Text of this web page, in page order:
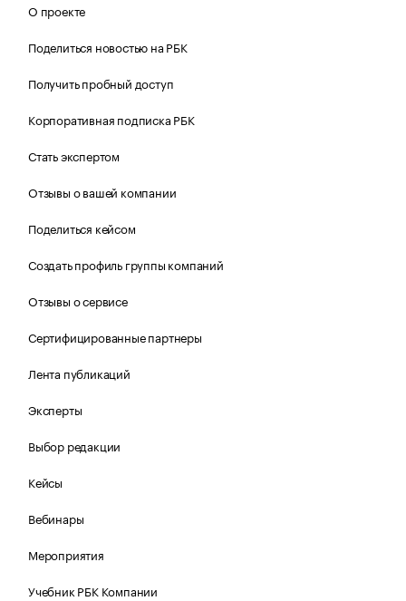
О проекте
Поделиться новостью на РБК
Получить пробный доступ
Корпоративная подписка РБК
Стать экспертом
Отзывы о вашей компании
Поделиться кейсом
Создать профиль группы компаний
Отзывы о сервисе
Сертифицированные партнеры
Лента публикаций
Эксперты
Выбор редакции
Кейсы
Вебинары
Мероприятия
Учебник РБК Компании